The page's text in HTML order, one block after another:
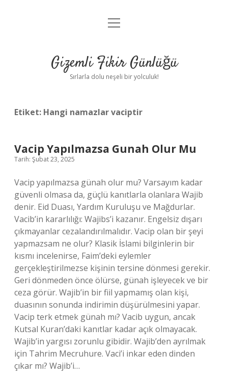
Anasayfa
Yasal Uyarı
menüyü
Gizemli Fikir Günlüğü
Sırlarla dolu neşeli bir yolculuk!
Etiket: Hangi namazlar vaciptir
Vacip Yapılmazsa Gunah Olur Mu
Tarih: Şubat 23, 2025
Vacip yapılmazsa günah olur mu? Varsayım kadar
güvenli olmasa da, güçlü kanıtlarla olanlara Wajib
denir. Eid Duası, Yardım Kuruluşu ve Mağdurlar.
Vacib’in kararlılığı: Wajibs’i kazanır. Engelsiz dışarı
çıkmayanlar cezalandırılmalıdır. Vacip olan bir şeyi
yapmazsam ne olur? Klasik İslami bilginlerin bir
kısmı incelenirse, Faim’deki eylemler
gerçekleştirilmezse kişinin tersine dönmesi gerekir.
Geri dönmeden önce ölürse, günah işleyecek ve bir
ceza görür. Wajib’in bir fiil yapmamış olan kişi,
duasının sonunda indirimin düşürülmesini yapar.
Vacip terk etmek günah mı? Vacib uygun, ancak
Kutsal Kuran’daki kanıtlar kadar açık olmayacak.
Wajib’in yargısı zorunlu gibidir. Wajib’den ayrılmak
için Tahrim Mecruhure. Vaci’i inkar eden dinden
çıkar mı? Wajib’i…